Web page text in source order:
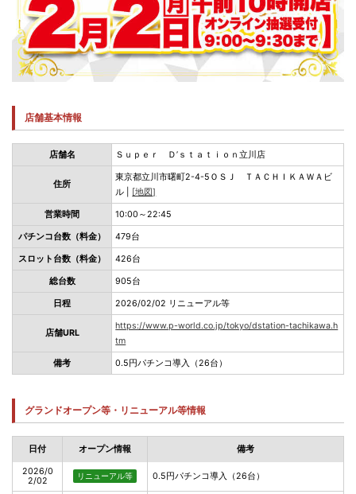
店舗基本情報
店舗名 Ｓｕｐｅｒ Ｄ’ｓｔａｔｉｏｎ立川店
住所
東京都立川市曙町2-4-5ＯＳＪ ＴＡＣＨＩＫＡＷＡビ
ル | [地図]
営業時間 10:00～22:45
パチンコ台数（料金） 479台
スロット台数（料金） 426台
総台数 905台
日程 2026/02/02 リニューアル等
店舗URL
https://www.p-world.co.jp/tokyo/dstation-tachikawa.h
tm
備考 0.5円パチンコ導入（26台）
グランドオープン等・リニューアル等情報
日付 オープン情報 備考
2026/0
2/02
リニューアル等 0.5円パチンコ導入（26台）